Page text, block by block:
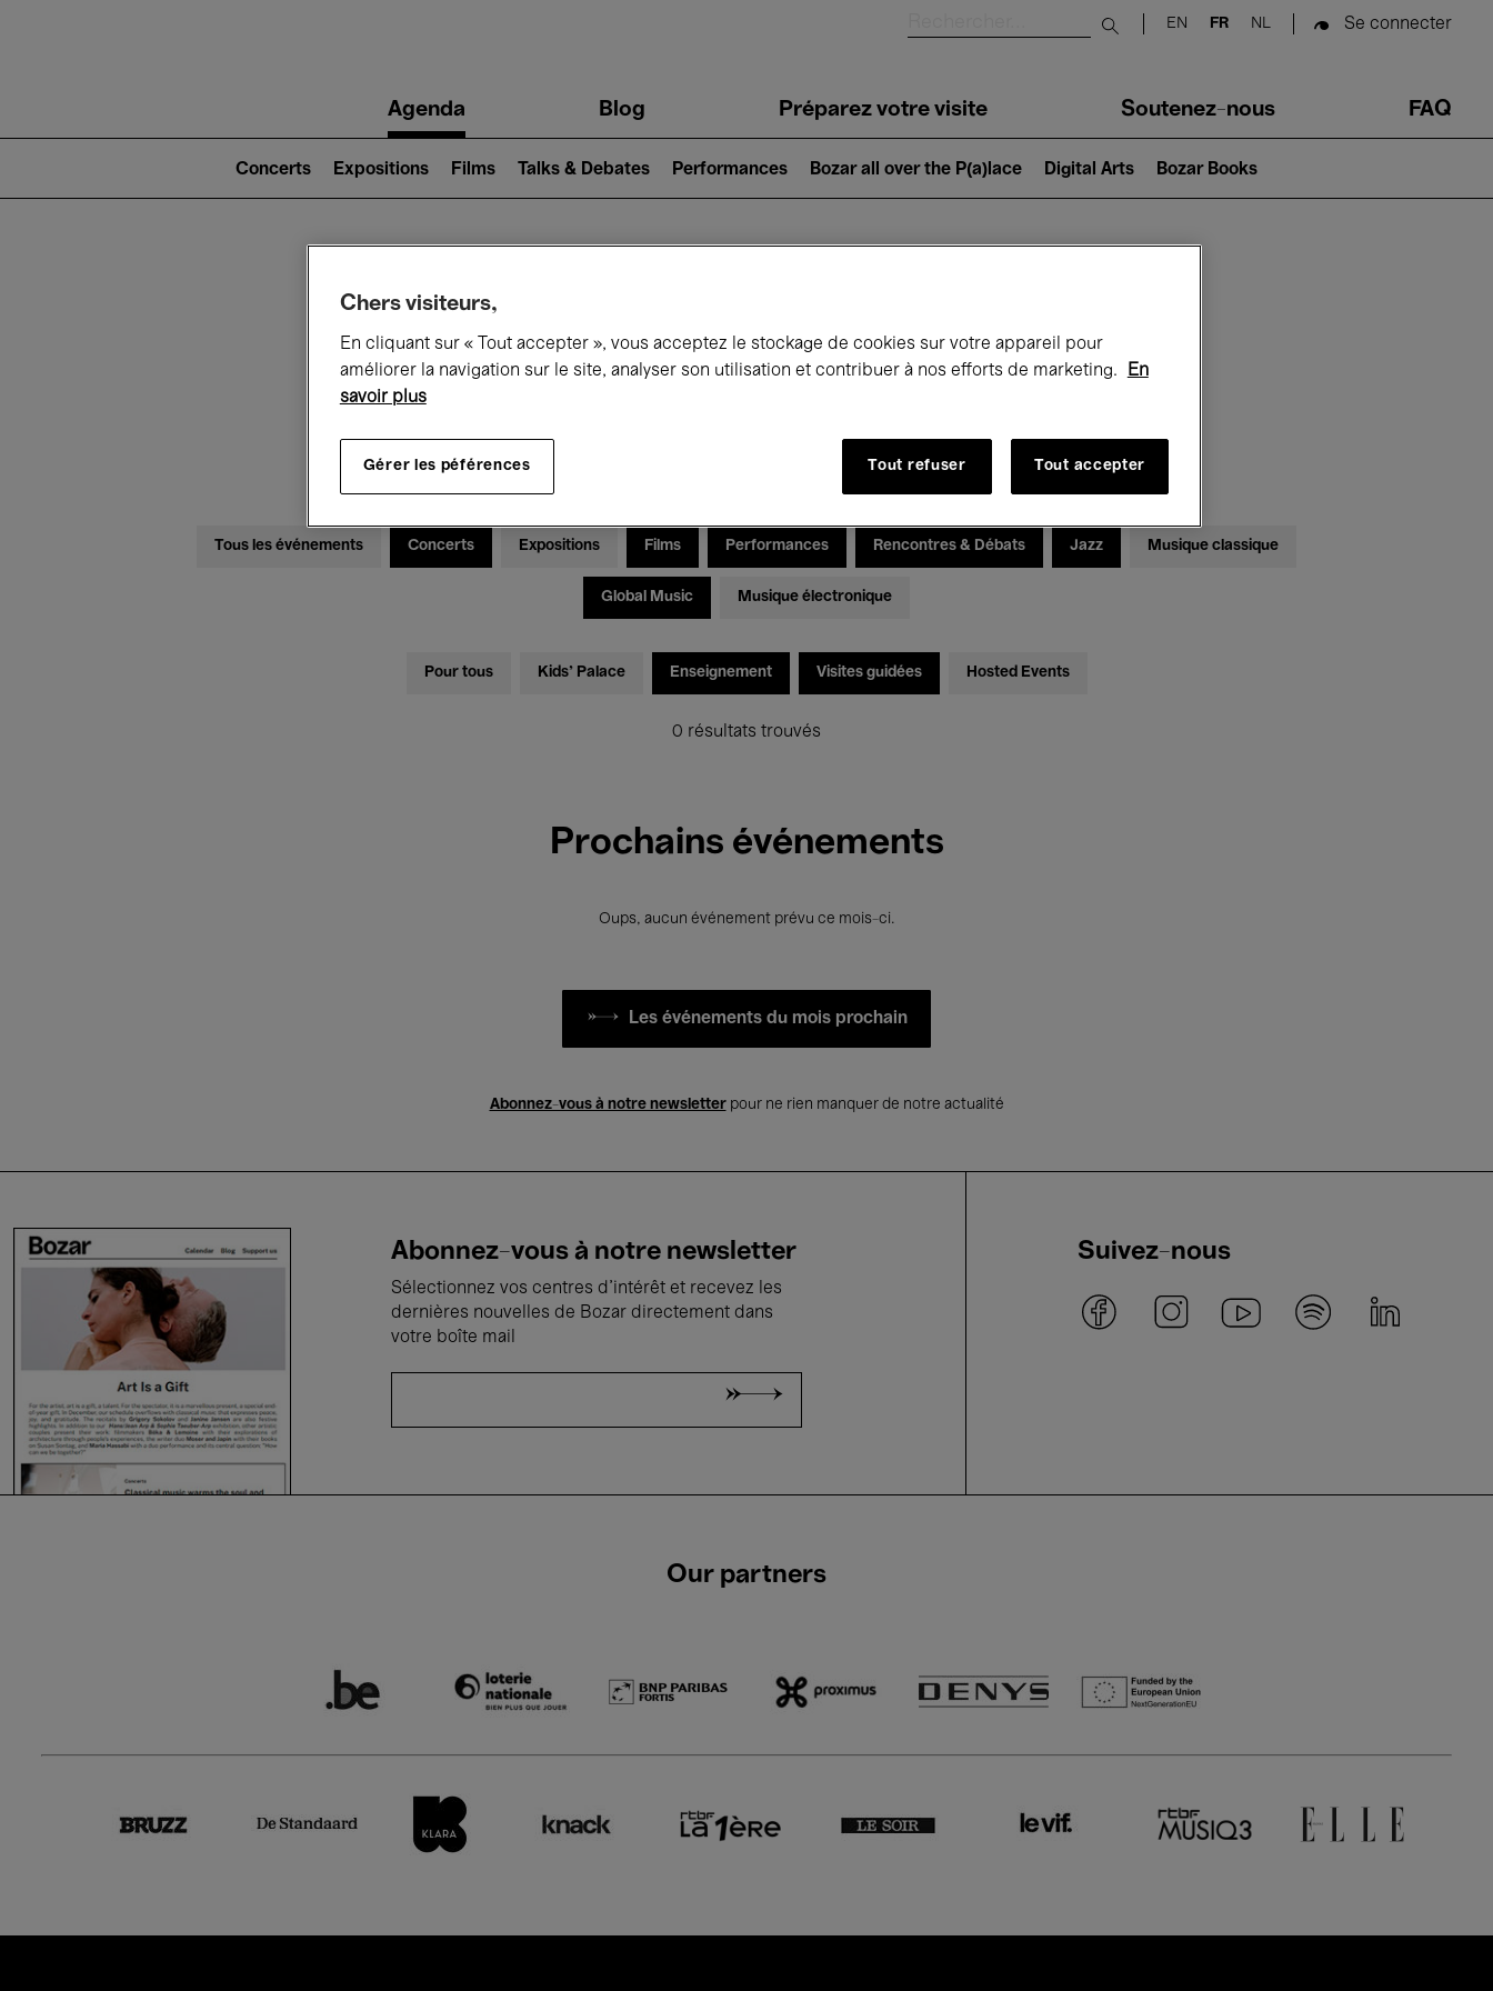
Submit search
EN FR NL Se connecter
navigationAgenda Blog Préparez votre visite Soutenez-nous FAQ
2)
Concerts Expositions Films Talks & Debates Performances Bozar all over the P(a)lace Digital Arts Bozar Books
Ce qui se passe à Bozar
Tous les événements Concerts Expositions Films Performances Rencontres & Débats Jazz Musique classique
Global Music Musique électronique
Pour tous Kids’ Palace Enseignement Visites guidées Hosted Events
0 résultats trouvés
Prochains événements
Oups, aucun événement prévu ce mois-ci.
Les événements du mois prochain
Abonnez-vous à notre newsletterpour ne rien manquer de notre actualité
Abonnez-vous à notre newsletter
Sélectionnez vos centres d'intérêt et recevez les
dernières nouvelles de Bozar directement dans
votre boîte mail
Suivez-nous
Our partners
Chers visiteurs,
En cliquant sur « Tout accepter », vous acceptez le stockage de cookies sur votre appareil pour
améliorer la navigation sur le site, analyser son utilisation et contribuer à nos efforts de marketing.
En
savoir plus
Gérer les péférences Tout refuser Tout accepter